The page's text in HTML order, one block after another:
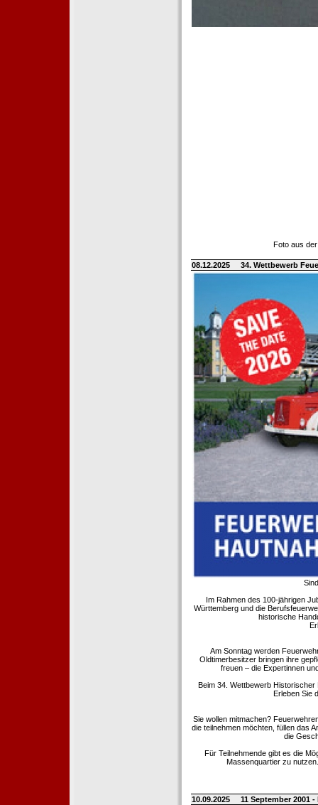
Foto aus
08.12.2025 34. Wettbewerb
Im Rahmen des 100-jährigen
Württemberg und die
historische
Am Sonntag werden
Oldtimerbesitzer bringen ihre
freuen – die Expertinnen
Beim 34. Wettbewerb
Erleben Sie
Sie wollen mitmachen?
die teilnehmen möchten, füllen das
die
Für Teilnehmende gibt es die
Massenquartier zu
10.09.2025
11 September 2001